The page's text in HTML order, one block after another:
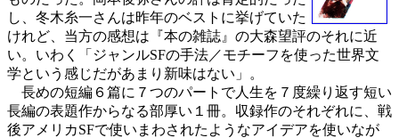
し、冬木糸一さんは昨年のベストに挙げていた
けれど、当方の感想は『本の雑誌』の大森望評のそれに近
い。いわく「ジャンルSFの手法／モチーフを使った世界文
学という感じだがあまり新味はない」。
長めの短編６篇に７つのパートで人生を７度繰り返す短い
長編の表題作からなる部厚い１冊。収録作のそれぞれに、戦
後アメリカSFで使いまわされたようなアイデアを使いなが